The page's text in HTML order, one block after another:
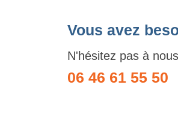
Vous avez
N'hésitez pas à
06 46 61 55 50